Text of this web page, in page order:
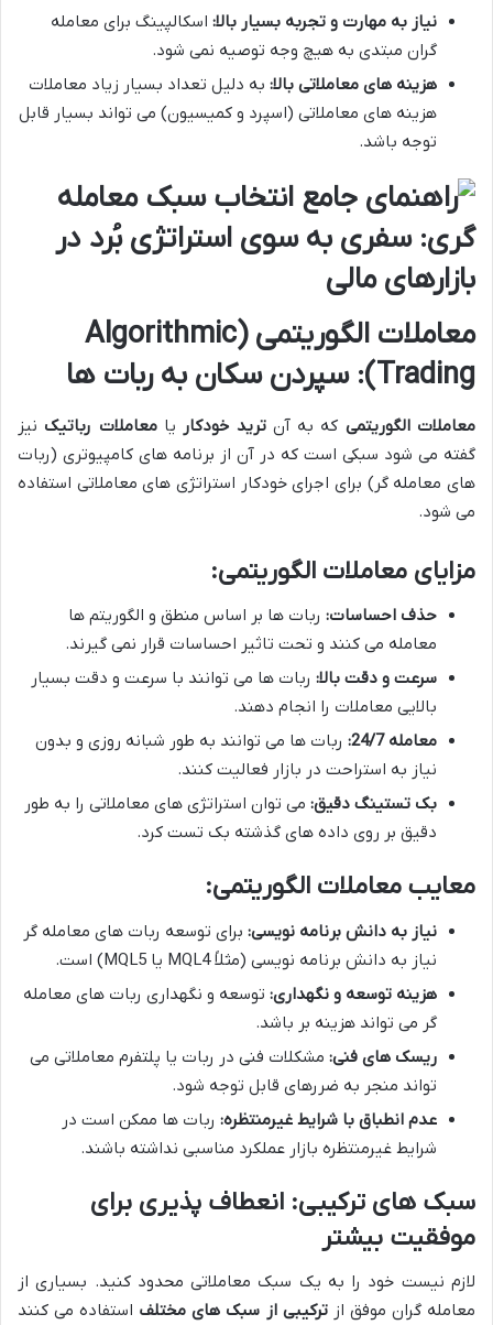
نیاز به مهارت و تجربه بسیار بالا: اسکالپینگ برای معامله
گران مبتدی به هیچ وجه توصیه نمی شود.
هزینه های معاملاتی بالا: به دلیل تعداد بسیار زیاد معاملات
هزینه های معاملاتی (اسپرد و کمیسیون) می تواند بسیار قابل
توجه باشد.
معاملات الگوریتمی (Algorithmic
Trading):
سپردن سکان به ربات ها
معاملات الگوریتمی که به آنترید خودکار یامعاملات رباتیک نیز
گفته می شود سبکی است که در آن از برنامه های کامپیوتری (ربات
های معامله گر) برای اجرای خودکار استراتژی های معاملاتی استفاده
می شود.
مزایای معاملات الگوریتمی:
حذف احساسات: ربات ها بر اساس منطق و الگوریتم ها
معامله می کنند و تحت تاثیر احساسات قرار نمی گیرند.
سرعت و دقت بالا: ربات ها می توانند با سرعت و دقت بسیار
بالایی معاملات را انجام دهند.
معامله 24/7
: ربات ها می توانند به طور شبانه روزی و بدون
نیاز به استراحت در بازار فعالیت کنند.
بک تستینگ دقیق: می توان استراتژی های معاملاتی را به طور
دقیق بر روی داده های گذشته بک تست کرد.
معایب معاملات الگوریتمی:
نیاز به دانش برنامه نویسی: برای توسعه ربات های معامله گر
نیاز به دانش برنامه نویسی (مثلاً MQL4 یا MQL5) است.
هزینه توسعه و نگهداری: توسعه و نگهداری ربات های معامله
گر می تواند هزینه بر باشد.
ریسک های فنی: مشکلات فنی در ربات یا پلتفرم معاملاتی می
تواند منجر به ضررهای قابل توجه شود.
عدم انطباق با شرایط غیرمنتظره: ربات ها ممکن است در
شرایط غیرمنتظره بازار عملکرد مناسبی نداشته باشند.
سبک های ترکیبی: انعطاف پذیری برای
موفقیت بیشتر
لازم نیست خود را به یک سبک معاملاتی محدود کنید. بسیاری از
معامله گران موفق ازترکیبی از سبک های مختلف استفاده می کنند